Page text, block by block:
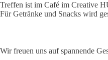
Treffen ist im Café im Creative
Für Getränke und Snacks wird
Wir freuen uns auf spannende